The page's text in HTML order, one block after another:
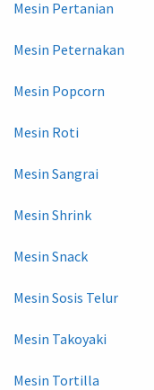
Mesin Pertanian
Mesin Peternakan
Mesin Popcorn
Mesin Roti
Mesin Sangrai
Mesin Shrink
Mesin Snack
Mesin Sosis Telur
Mesin Takoyaki
Mesin Tortilla